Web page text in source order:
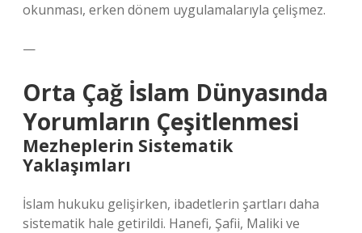
okunması, erken dönem uygulamalarıyla çelişmez.
—
Orta Çağ İslam Dünyasında
Yorumların Çeşitlenmesi
Mezheplerin Sistematik
Yaklaşımları
İslam hukuku gelişirken, ibadetlerin şartları daha
sistematik hale getirildi. Hanefi, Şafii, Maliki ve